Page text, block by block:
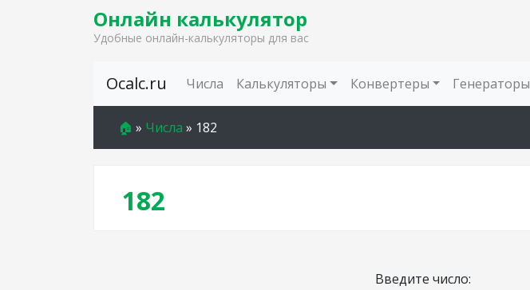
Онлайн калькулятор
Удобные онлайн-калькуляторы для вас
Ocalc.ru Числа Калькуляторы Конвертеры Генераторы
🏠 » Числа » 182
182
Введите число: